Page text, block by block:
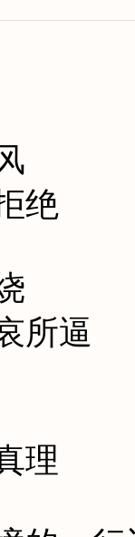
绝
所逼
理